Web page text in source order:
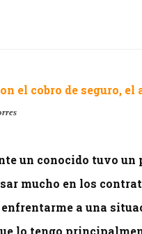
el cobro de seguro,
un conocido tuvo
mucho en los
a una
lo tengo